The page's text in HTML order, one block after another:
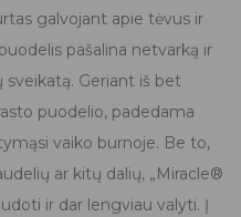
galvojant apie tėvus ir
pašalina netvarką ir
Geriant iš bet
puodelio, padedama
vaiko burnoje. Be to,
ar kitų dalių, „Miracle®
ir dar lengviau valyti. Į